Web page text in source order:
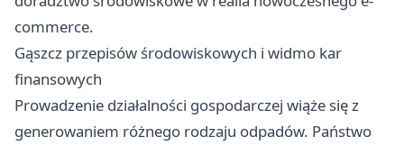
commerce.
Gąszcz przepisów środowiskowych i widmo kar
finansowych
Prowadzenie działalności gospodarczej wiąże się z
generowaniem różnego rodzaju odpadów. Państwo